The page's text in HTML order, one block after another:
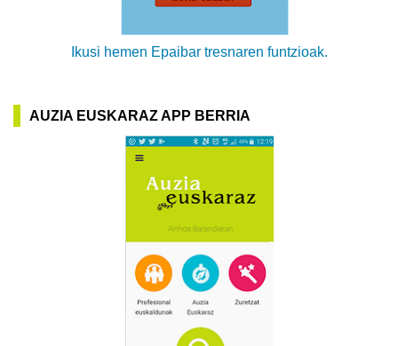
Ikusi hemen Epaibar tresnaren funtzioak.
AUZIA EUSKARAZ APP BERRIA